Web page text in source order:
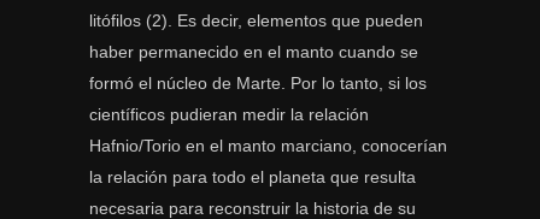
litófilos (2). Es decir, elementos que pueden
haber permanecido en el manto cuando se
formó el núcleo de Marte. Por lo tanto, si los
científicos pudieran medir la relación
Hafnio/Torio en el manto marciano, conocerían
la relación para todo el planeta que resulta
necesaria para reconstruir la historia de su